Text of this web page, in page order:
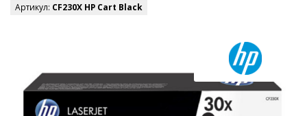
Артикул: CF230X HP Cart Black